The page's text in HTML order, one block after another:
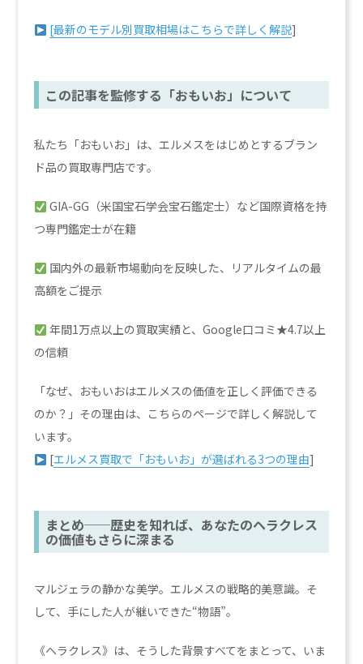
[最新のモデル別買取相場はこちらで詳しく解説]
この記事を監修する「おもいお」について
私たち「おもいお」は、エルメスをはじめとするブラン
ド品の買取専門店です。
GIA-GG（米国宝石学会宝石鑑定士）など国際資格を持
つ専門鑑定士が在籍
国内外の最新市場動向を反映した、リアルタイムの最
高額をご提示
年間1万点以上の買取実績と、Google口コミ★4.7以上
の信頼
「なぜ、おもいおはエルメスの価値を正しく評価できる
のか？」その理由は、こちらのページで詳しく解説して
います。
[エルメス買取で「おもいお」が選ばれる3つの理由]
まとめ──歴史を知れば、あなたのヘラクレス
の価値もさらに深まる
マルジェラの静かな美学。エルメスの戦略的美意識。そ
して、手にした人が継いできた“物語”。
《ヘラクレス》は、そうした背景すべてをまとって、いま